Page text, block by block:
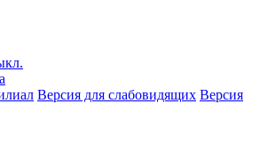
Версия для слабовидящих Версия